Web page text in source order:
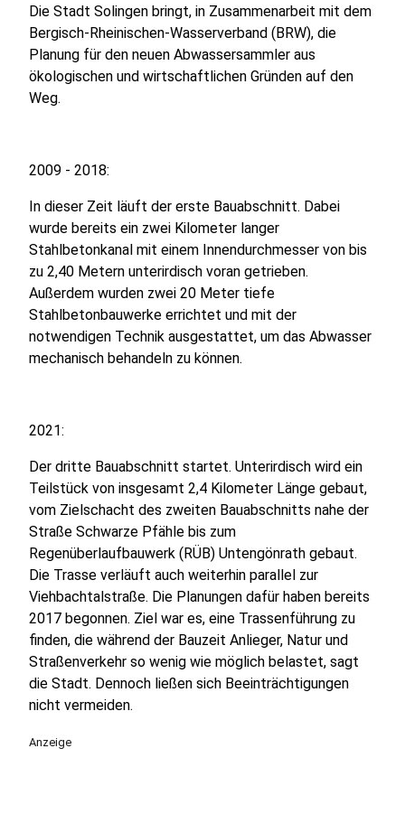
Die Stadt Solingen bringt, in Zusammenarbeit mit dem
Bergisch-Rheinischen-Wasserverband (BRW), die
Planung für den neuen Abwassersammler aus
ökologischen und wirtschaftlichen Gründen auf den
Weg.
2009 - 2018:
In dieser Zeit läuft der erste Bauabschnitt. Dabei
wurde bereits ein zwei Kilometer langer
Stahlbetonkanal mit einem Innendurchmesser von bis
zu 2,40 Metern unterirdisch voran getrieben.
Außerdem wurden zwei 20 Meter tiefe
Stahlbetonbauwerke errichtet und mit der
notwendigen Technik ausgestattet, um das Abwasser
mechanisch behandeln zu können.
2021:
Der dritte Bauabschnitt startet. Unterirdisch wird ein
Teilstück von insgesamt 2,4 Kilometer Länge gebaut,
vom Zielschacht des zweiten Bauabschnitts nahe der
Straße Schwarze Pfähle bis zum
Regenüberlaufbauwerk (RÜB) Untengönrath gebaut.
Die Trasse verläuft auch weiterhin parallel zur
Viehbachtalstraße. Die Planungen dafür haben bereits
2017 begonnen. Ziel war es, eine Trassenführung zu
finden, die während der Bauzeit Anlieger, Natur und
Straßenverkehr so wenig wie möglich belastet, sagt
die Stadt. Dennoch ließen sich Beeinträchtigungen
nicht vermeiden.
Anzeige